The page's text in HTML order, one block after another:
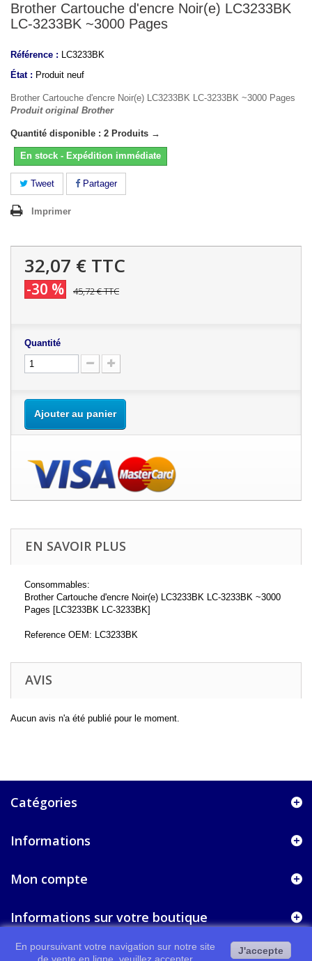
Brother Cartouche d'encre Noir(e) LC3233BK
LC-3233BK ~3000 Pages
Référence : LC3233BK
État : Produit neuf
Brother Cartouche d'encre Noir(e) LC3233BK LC-3233BK ~3000 Pages
Produit original Brother
Quantité disponible : 2 Produits →
En stock - Expédition immédiate
Tweet Partager
Imprimer
32,07 € TTC
-30 % 45,72 €TTC
Quantité
Ajouter au panier
EN SAVOIR PLUS
Consommables:
Brother Cartouche d'encre Noir(e) LC3233BK LC-3233BK ~3000
Pages [LC3233BK LC-3233BK]
Reference OEM: LC3233BK
AVIS
Aucun avis n'a été publié pour le moment.
Catégories
Informations
Mon compte
Informations sur votre boutique
En poursuivant votre navigation sur notre site
J'accepte